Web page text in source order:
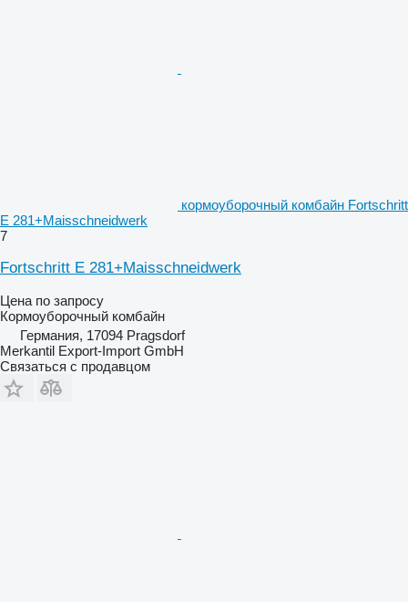
кормоуборочный комбайн Fortschritt
E 281+Maisschneidwerk
7
Fortschritt E 281+Maisschneidwerk
Цена по запросу
Кормоуборочный комбайн
Германия, 17094 Pragsdorf
Merkantil Export-Import GmbH
Связаться с продавцом